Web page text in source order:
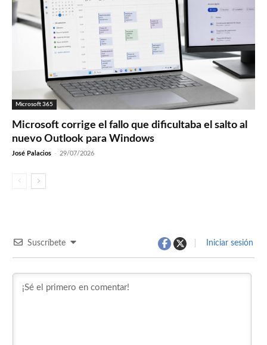
Microsoft 365
Microsoft corrige el fallo que dificultaba el salto al
nuevo Outlook para Windows
José Palacios - 29/07/2026
Suscríbete Iniciar sesión